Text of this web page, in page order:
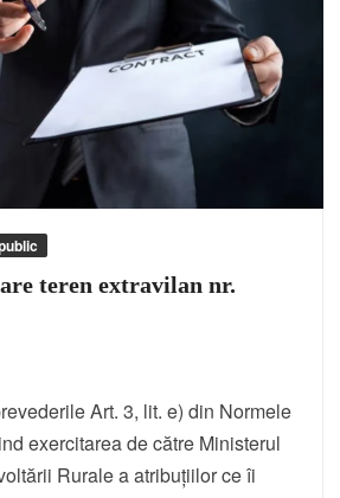
teren extravilan nr.
Art. 3, lit. e) din Normele
exercitarea de către Ministerul
Rurale a atribuțiilor ce îi